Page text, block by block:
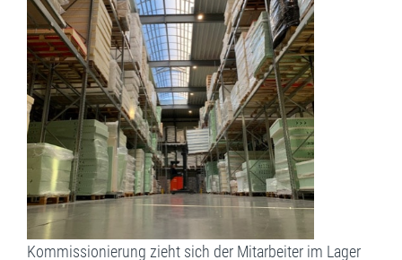
Kommissionierung zieht sich der Mitarbeiter im Lager